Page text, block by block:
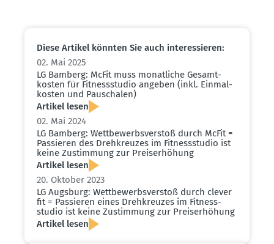
Diese Artikel könnten Sie auch inter­es­sieren:
02. Mai 2025
LG Bamberg: McFit muss monat­liche Gesamt­
kosten für Fitness­studio angeben (inkl. Einmal­
kosten und Pauschalen)
Artikel lesen
02. Mai 2024
LG Bamberg: Wettbe­werbs­verstoß durch McFit =
Passieren des Drehkreuzes im Fitness­studio ist
keine Zustimmung zur Preis­er­höhung
Artikel lesen
20. Oktober 2023
LG Augsburg: Wettbe­werbs­verstoß durch clever
fit = Passieren eines Drehkreuzes im Fitness­
studio ist keine Zustimmung zur Preis­er­höhung
Artikel lesen